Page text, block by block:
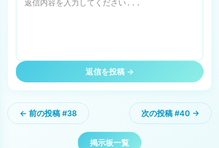
返信を投稿 →
← 前の投稿 #38
掲示板一覧
次の投稿 #40 →